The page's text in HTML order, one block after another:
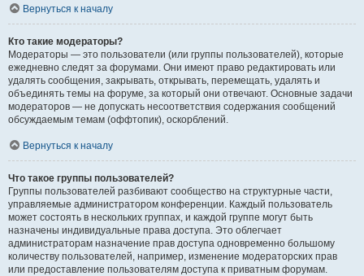
Вернуться к началу
Кто такие модераторы?
Модераторы — это пользователи (или группы пользователей), которые
ежедневно следят за форумами. Они имеют право редактировать или
удалять сообщения, закрывать, открывать, перемещать, удалять и
объединять темы на форуме, за который они отвечают. Основные задачи
модераторов — не допускать несоответствия содержания сообщений
обсуждаемым темам (оффтопик), оскорблений.
Вернуться к началу
Что такое группы пользователей?
Группы пользователей разбивают сообщество на структурные части,
управляемые администратором конференции. Каждый пользователь
может состоять в нескольких группах, и каждой группе могут быть
назначены индивидуальные права доступа. Это облегчает
администраторам назначение прав доступа одновременно большому
количеству пользователей, например, изменение модераторских прав
или предоставление пользователям доступа к приватным форумам.